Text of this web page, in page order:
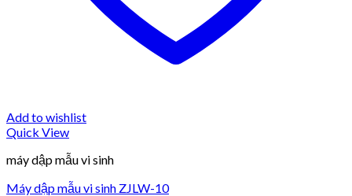
Add to wishlist
Quick View
máy dập mẫu vi sinh
Máy dập mẫu vi sinh ZJLW-10